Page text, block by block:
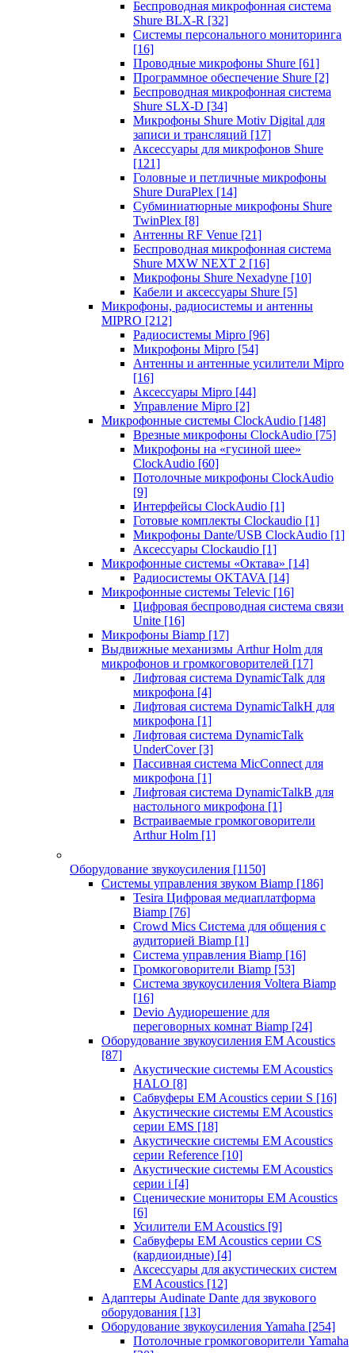
Беспроводная микрофонная система
Shure BLX-R [32]
Системы персонального мониторинга
[16]
Проводные микрофоны Shure [61]
Программное обеспечение Shure [2]
Беспроводная микрофонная система
Shure SLX-D [34]
Микрофоны Shure Motiv Digital для
записи и трансляций [17]
Аксессуары для микрофонов Shure
[121]
Головные и петличные микрофоны
Shure DuraPlex [14]
Субминиатюрные микрофоны Shure
TwinPlex [8]
Антенны RF Venue [21]
Беспроводная микрофонная система
Shure MXW NEXT 2 [16]
Микрофоны Shure Nexadyne [10]
Кабели и аксессуары Shure [5]
Микрофоны, радиосистемы и антенны
MIPRO [212]
Радиосистемы Mipro [96]
Микрофоны Mipro [54]
Антенны и антенные усилители Mipro
[16]
Аксессуары Mipro [44]
Управление Mipro [2]
Микрофонные системы ClockAudio [148]
Врезные микрофоны ClockAudio [75]
Микрофоны на «гусиной шее»
ClockAudio [60]
Потолочные микрофоны ClockAudio
[9]
Интерфейсы ClockAudio [1]
Готовые комплекты Clockaudio [1]
Микрофоны Dante/USB ClockAudio [1]
Аксессуары Clockaudio [1]
Микрофонные системы «Октава» [14]
Радиосистемы OKTAVA [14]
Микрофонные системы Televic [16]
Цифровая беспроводная система связи
Unite [16]
Микрофоны Biamp [17]
Выдвижные механизмы Arthur Holm для
микрофонов и громкоговорителей [17]
Лифтовая система DynamicTalk для
микрофона [4]
Лифтовая система DynamicTalkH для
микрофона [1]
Лифтовая система DynamicTalk
UnderCover [3]
Пассивная система MicConnect для
микрофона [1]
Лифтовая система DynamicTalkB для
настольного микрофона [1]
Встраиваемые громкоговорители
Arthur Holm [1]
Оборудование звукоусиления [1150]
Системы управления звуком Biamp [186]
Tesira Цифровая медиаплатформа
Biamp [76]
Crowd Mics Система для общения с
аудиторией Biamp [1]
Система управления Biamp [16]
Громкоговорители Biamp [53]
Система звукоусиления Voltera Biamp
[16]
Devio Аудиорешение для
переговорных комнат Biamp [24]
Оборудование звукоусиления EM Acoustics
[87]
Акустические системы EM Acoustics
HALO [8]
Сабвуферы EM Acoustics серии S [16]
Акустические системы EM Acoustics
серии EMS [18]
Акустические системы EM Acoustics
серии Reference [10]
Акустические системы EM Acoustics
серии i [4]
Сценические мониторы EM Acoustics
[6]
Усилители EM Acoustics [9]
Сабвуферы EM Acoustics серии CS
(кардиоидные) [4]
Аксессуары для акустических систем
EM Acoustics [12]
Адаптеры Audinate Dante для звукового
оборудования [13]
Оборудование звукоусиления Yamaha [254]
Потолочные громкоговорители Yamaha